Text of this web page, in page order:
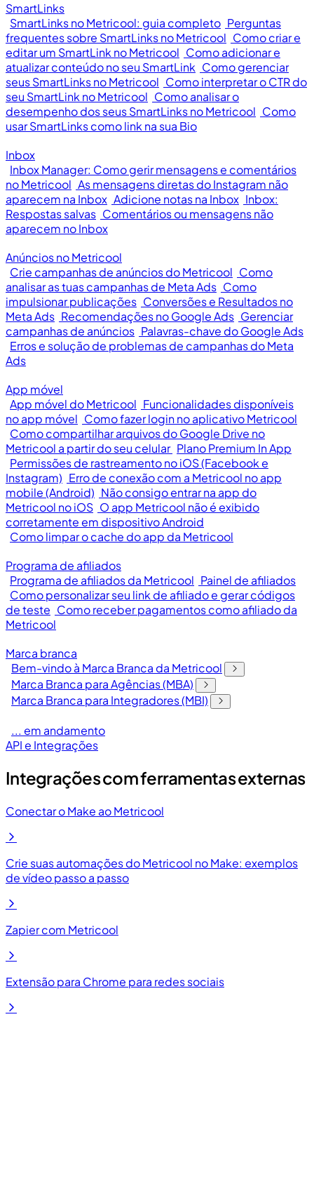
SmartLinks
SmartLinks no Metricool: guia completo Perguntas
frequentes sobre SmartLinks no Metricool Como criar e
editar um SmartLink no Metricool Como adicionar e
atualizar conteúdo no seu SmartLink Como gerenciar
seus SmartLinks no Metricool Como interpretar o CTR do
seu SmartLink no Metricool Como analisar o
desempenho dos seus SmartLinks no Metricool Como
usar SmartLinks como link na sua Bio
Inbox
Inbox Manager: Como gerir mensagens e comentários
no Metricool As mensagens diretas do Instagram não
aparecem na Inbox Adicione notas na Inbox Inbox:
Respostas salvas Comentários ou mensagens não
aparecem no Inbox
Anúncios no Metricool
Crie campanhas de anúncios do Metricool Como
analisar as tuas campanhas de Meta Ads Como
impulsionar publicações Conversões e Resultados no
Meta Ads Recomendações no Google Ads Gerenciar
campanhas de anúncios Palavras-chave do Google Ads
Erros e solução de problemas de campanhas do Meta
Ads
App móvel
App móvel do Metricool Funcionalidades disponíveis
no app móvel Como fazer login no aplicativo Metricool
Como compartilhar arquivos do Google Drive no
Metricool a partir do seu celular Plano Premium In App
Permissões de rastreamento no iOS (Facebook e
Instagram) Erro de conexão com a Metricool no app
mobile (Android) Não consigo entrar na app do
Metricool no iOS O app Metricool não é exibido
corretamente em dispositivo Android
Como limpar o cache do app da Metricool
Programa de afiliados
Programa de afiliados da Metricool Painel de afiliados
Como personalizar seu link de afiliado e gerar códigos
de teste Como receber pagamentos como afiliado da
Metricool
Marca branca
Bem-vindo à Marca Branca da Metricool
Marca Branca para Agências (MBA)
Marca Branca para Integradores (MBI)
... em andamento
API e Integrações
Integrações com ferramentas externas
Conectar o Make ao Metricool
Crie suas automações do Metricool no Make: exemplos
de vídeo passo a passo
Zapier com Metricool
Extensão para Chrome para redes sociais